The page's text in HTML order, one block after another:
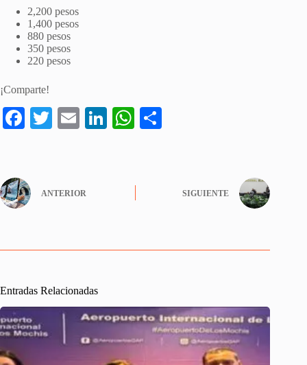
2,200 pesos
1,400 pesos
880 pesos
350 pesos
220 pesos
¡Comparte!
Fa
ok
T
r
E
Li
W
A
pp
ANTERIOR SIGUIENTE
Entradas Relacionadas